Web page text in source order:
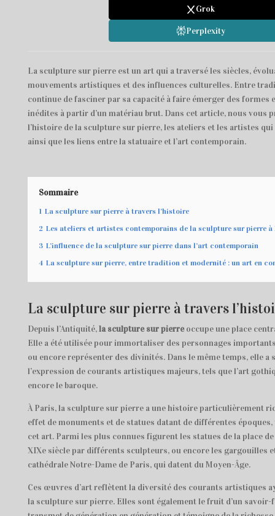
Grok
Perplexity
La sculpture sur pierre est un art qui a traversé les siècles,
mouvements artistiques et des influences culturelles. Entre
continue de fasciner par sa capacité à faire émerger des formes
inédites à partir d’un matériau brut. Dans cet article, nous vous
l’histoire de la sculpture sur pierre, les ateliers et les artistes
ainsi que les liens entre la statuaire et l’art contemporain.
Sommaire
1 La sculpture sur pierre à travers l’histoire
2 Les ateliers et artistes contemporains de la sculpture sur pierre à
3 L’influence de la sculpture sur pierre dans l’art contemporain
4 La sculpture sur pierre, entre tradition et modernité : un art en
La sculpture sur pierre à travers
Depuis l’Antiquité,la sculpture sur pierreoccupe une place
Elle a été utilisée pour immortaliser des personnages
ou encore représenter des divinités. Dans le même temps, elle
l’expression de courants artistiques majeurs, tels que l’art
encore le baroque.
À Paris, la sculpture sur pierre a une histoire particulièrement
effet de monuments et de statues datant de différentes
cet art. Parmi les plus connues figurent les statues de la place
XIXe siècle par différents sculpteurs, ou encore les gargouilles
cathédrale Notre-Dame de Paris, qui datent du Moyen-Âge.
Ces œuvres d’art reflètent la diversité des courants artistiques
la sculpture sur pierre. Elles sont également le fruit d’un savoir-